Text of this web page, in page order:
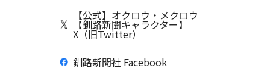
【公式】オクロウ・メクロウ
【釧路新聞キャラクター】
X（旧Twitter）
釧路新聞社 Facebook